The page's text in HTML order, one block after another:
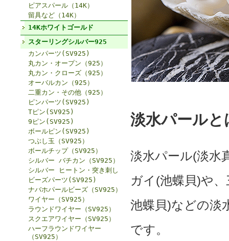
ピアスパール（14K）
留具など（14K）
14Kホワイトゴールド
スターリングシルバー925
カンパーツ(SV925)
丸カン・オープン（925）
丸カン・クローズ（925）
オーバルカン（925）
二重カン・その他（925）
ピンパーツ(SV925)
Tピン(SV925)
9ピン(SV925)
ボールピン(SV925)
つぶし玉（SV925）
ボールチップ（SV925）
シルバー バチカン（SV925）
シルバー ヒートン・突き刺し
ビーズパーツ(SV925)
ナバホパールビーズ（SV925）
ワイヤー（SV925）
ラウンドワイヤー（SV925）
スクエアワイヤー（SV925）
ハーフラウンドワイヤー
（SV925）
淡水パールと
淡水パール(淡水
ガイ(池蝶貝)や
池蝶貝)などの淡
です。